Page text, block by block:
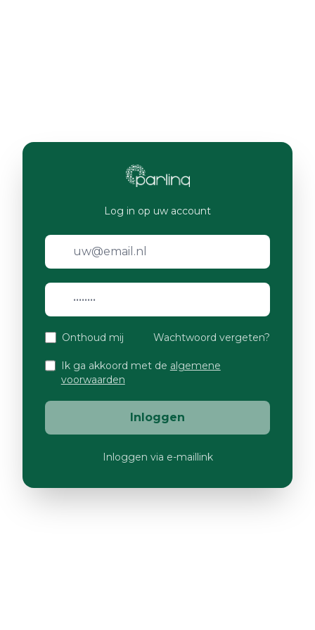
Log in op uw account
Onthoud mij Wachtwoord vergeten?
Ik ga akkoord met de algemene
voorwaarden
Inloggen
Inloggen via e-maillink